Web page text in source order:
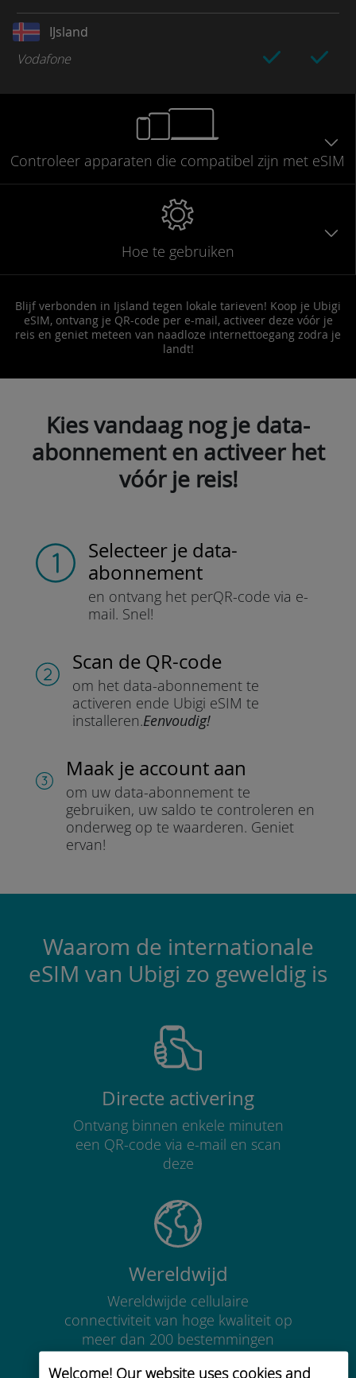
Welcome! Our website uses cookies and
IJsland
Vodafone
Controleer apparaten die compatibel zijn met eSIM
Hoe te gebruiken
Blijf verbonden in Ijsland tegen lokale tarieven! Koop je Ubigi
eSIM, ontvang je QR-code per e-mail, activeer deze vóór je
reis en geniet meteen van naadloze internettoegang zodra je
landt!
Kies vandaag nog je data-
abonnement en activeer het
vóór je reis!
Selecteer je data-
abonnement
en ontvang het perQR-code via e-
mail. Snel!
Scan de QR-code
om het data-abonnement te
activeren ende Ubigi eSIM te
installeren.Eenvoudig!
Maak je account aan
om uw data-abonnement te
gebruiken, uw saldo te controleren en
onderweg op te waarderen. Geniet
ervan!
Waarom de internationale
eSIM van Ubigi zo geweldig is
Directe activering
Ontvang binnen enkele minuten
een QR-code via e-mail en scan
deze
Wereldwijd
Wereldwijde cellulaire
connectiviteit van hoge kwaliteit op
meer dan 200 bestemmingen